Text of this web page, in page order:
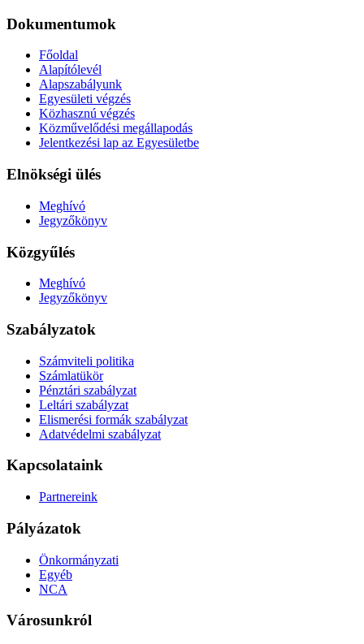
Dokumentumok
Főoldal
Alapítólevél
Alapszabályunk
Egyesületi végzés
Közhasznú végzés
Közművelődési megállapodás
Jelentkezési lap az Egyesületbe
Elnökségi ülés
Meghívó
Jegyzőkönyv
Közgyűlés
Meghívó
Jegyzőkönyv
Szabályzatok
Számviteli politika
Számlatükör
Pénztári szabályzat
Leltári szabályzat
Elismerési formák szabályzat
Adatvédelmi szabályzat
Kapcsolataink
Partnereink
Pályázatok
Önkormányzati
Egyéb
NCA
Városunkról